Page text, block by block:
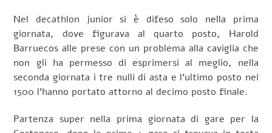
Nel decathlon junior si è difeso solo nella prima
giornata, dove figurava al quarto posto, Harold
Barruecos alle prese con un problema alla caviglia che
non gli ha permesso di esprimersi al meglio, nella
seconda giornata i tre nulli di asta e l’ultimo posto nei
1500 l’hanno portato attorno al decimo posto finale.
Partenza super nella prima giornata di gare per la